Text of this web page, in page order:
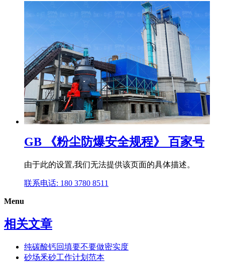
GB 《粉尘防爆安全规程》 百家号
由于此的设置,我们无法提供该页面的具体描述。
联系电话: 180 3780 8511
Menu
相关文章
纯碳酸钙回填要不要做密实度
砂场釆砂工作计划范本